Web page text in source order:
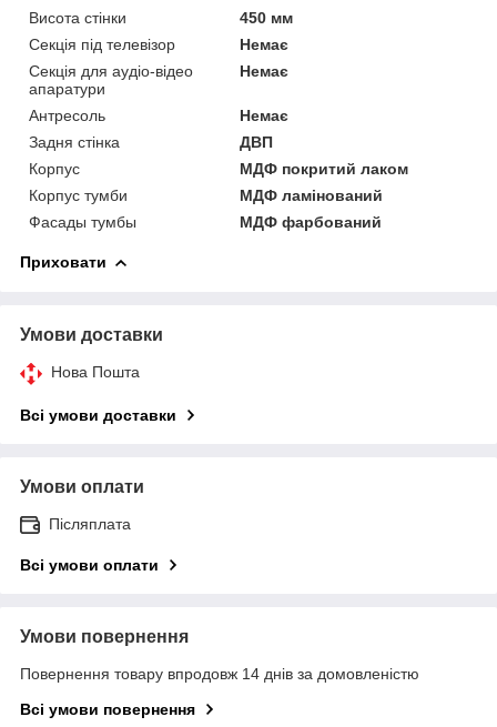
Висота стінки
450 мм
Секція під телевізор
Немає
Секція для аудіо-відео
апаратури
Немає
Антресоль
Немає
Задня стінка
ДВП
Корпус
МДФ покритий лаком
Корпус тумби
МДФ ламінований
Фасады тумбы
МДФ фарбований
Приховати
Умови доставки
Нова Пошта
Всі умови доставки
Умови оплати
Післяплата
Всі умови оплати
Умови повернення
Повернення товару впродовж 14 днів за домовленістю
Всі умови повернення